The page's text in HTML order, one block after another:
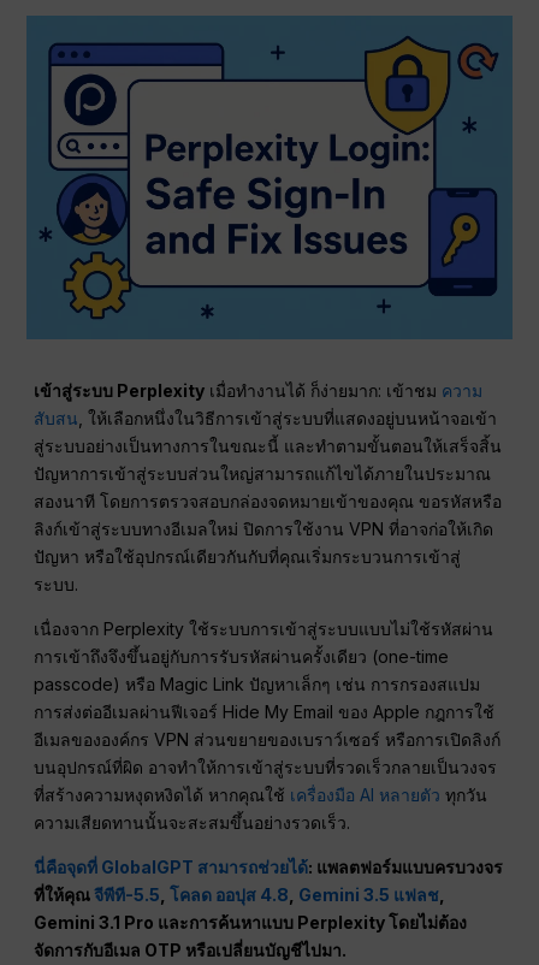
เข้าสู่ระบบ Perplexity เมื่อทำงานได้ ก็ง่ายมาก: เข้าชม ความ
สับสน , ให้เลือกหนึ่งในวิธีการเข้าสู่ระบบที่แสดงอยู่บนหน้าจอเข้า
สู่ระบบอย่างเป็นทางการในขณะนี้ และทำตามขั้นตอนให้เสร็จสิ้น
ปัญหาการเข้าสู่ระบบส่วนใหญ่สามารถแก้ไขได้ภายในประมาณ
สองนาที โดยการตรวจสอบกล่องจดหมายเข้าของคุณ ขอรหัสหรือ
ลิงก์เข้าสู่ระบบทางอีเมลใหม่ ปิดการใช้งาน VPN ที่อาจก่อให้เกิด
ปัญหา หรือใช้อุปกรณ์เดียวกันกับที่คุณเริ่มกระบวนการเข้าสู่
ระบบ.
เนื่องจาก Perplexity ใช้ระบบการเข้าสู่ระบบแบบไม่ใช้รหัสผ่าน
การเข้าถึงจึงขึ้นอยู่กับการรับรหัสผ่านครั้งเดียว (one-time
passcode) หรือ Magic Link ปัญหาเล็กๆ เช่น การกรองสแปม
การส่งต่ออีเมลผ่านฟีเจอร์ Hide My Email ของ Apple กฎการใช้
อีเมลขององค์กร VPN ส่วนขยายของเบราว์เซอร์ หรือการเปิดลิงก์
บนอุปกรณ์ที่ผิด อาจทำให้การเข้าสู่ระบบที่รวดเร็วกลายเป็นวงจร
ที่สร้างความหงุดหงิดได้ หากคุณใช้ เครื่องมือ AI หลายตัว ทุกวัน
ความเสียดทานนั้นจะสะสมขึ้นอย่างรวดเร็ว.
นี่คือจุดที่ GlobalGPT สามารถช่วยได้: แพลตฟอร์มแบบครบวงจร
ที่ให้คุณจีพีที-5.5,โคลด ออปุส 4.8, Gemini 3.5 แฟลช,
Gemini 3.1 Pro และการค้นหาแบบ Perplexity โดยไม่ต้อง
จัดการกับอีเมล OTP หรือเปลี่ยนบัญชีไปมา.